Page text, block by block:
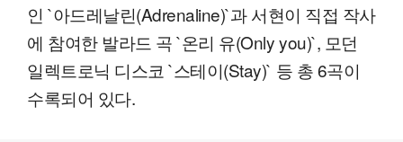
인 `아드레날린(Adrenaline)`과 서현이 직접 작사
에 참여한 발라드 곡 `온리 유(Only you)`, 모던
일렉트로닉 디스코 `스테이(Stay)` 등 총 6곡이
수록되어 있다.